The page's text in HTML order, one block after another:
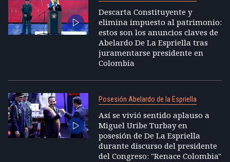
Descarta Constituyente y
elimina impuesto al patrimonio:
estos son los anuncios claves de
Abelardo De La Espriella tras
juramentarse presidente en
Colombia
Posesión Abelardo de la Espriella
Así se vivió sentido aplauso a
Miguel Uribe Turbay en
posesión de De La Espriella
durante discurso del presidente
del Congreso: "Renace Colombia"